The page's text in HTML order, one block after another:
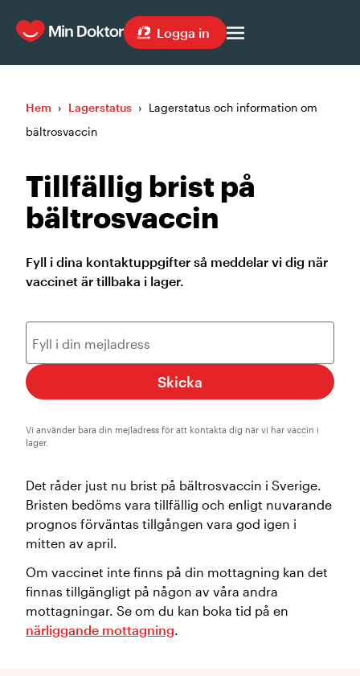
Logga in
Hem › Lagerstatus › Lagerstatus och information om
bältrosvaccin
Tillfällig brist på
bältrosvaccin
Fyll i dina kontaktuppgifter så meddelar vi dig när
vaccinet är tillbaka i lager.
Fyll i din mejladress
Skicka
Vi använder bara din mejladress för att kontakta dig när vi har vaccin i
lager.
Det råder just nu brist på bältrosvaccin i Sverige.
Bristen bedöms vara tillfällig och enligt nuvarande
prognos förväntas tillgången vara god igen i
mitten av april.
Om vaccinet inte finns på din mottagning kan det
finnas tillgängligt på någon av våra andra
mottagningar. Se om du kan boka tid på en
närliggande mottagning.